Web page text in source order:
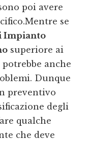
poi avere
se
Impianto
superiore ai
anche
Dunque
preventivo
degli
qualche
che deve